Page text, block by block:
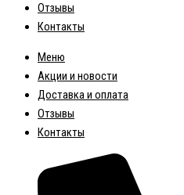
Отзывы
Контакты
Меню
Акции и новости
Доставка и оплата
Отзывы
Контакты